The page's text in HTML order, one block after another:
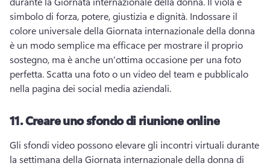
simbolo di forza, potere, giustizia e dignità. Indossare il
colore universale della Giornata internazionale della donna
è un modo semplice ma efficace per mostrare il proprio
sostegno, ma è anche un'ottima occasione per una foto
perfetta. Scatta una foto o un video del team e pubblicalo
nella pagina dei social media aziendali.
11.Creare uno sfondo di riunione online
Gli sfondi video possono elevare gli incontri virtuali durante
la settimana della Giornata internazionale della donna di